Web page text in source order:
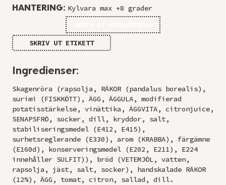
HANTERING: Kylvara max +8 grader
SKRIV UT ETIKETT
Ingredienser:
Skagenröra (rapsolja, RÄKOR (pandalus borealis),
surimi (FISKKÖTT), ÄGG, ÄGGULA, modifierad
potatisstärkelse, vinättika, ÄGGVITA, citronjuice,
SENAPSFRÖ, socker, dill, kryddor, salt,
stabiliseringsmedel (E412, E415),
surhetsreglerande (E330), arom (KRABBA), färgämne
(E160d), konserveringsmedel (E202, E211), E224
innehåller SULFIT)), bröd (VETEMJÖL, vatten,
rapsolja, jäst, salt, socker), handskalade RÄKOR
(12%), ÄGG, tomat, citron, sallad, dill.